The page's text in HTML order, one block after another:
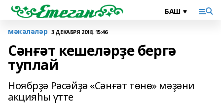
мәкәләләр 3 ДЕКАБРЯ 2018, 15:46
Сәнғәт кешеләрҙе бергә
туплай
Ноябрҙә Рәсәйҙә «Сәнғәт төнө» мәҙәни
акцияһы үтте